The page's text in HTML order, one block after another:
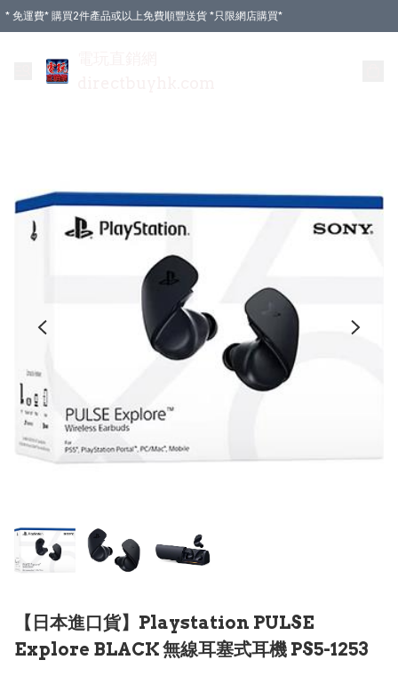
* 免運費* 購買2件產品或以上免費順豐送貨 *只限網店購買*
【日本進口貨】Playstation PULSE
Explore BLACK 無線耳塞式耳機 PS5-1253